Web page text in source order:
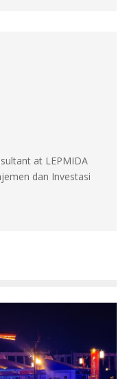
at LEPMIDA
dan Investasi